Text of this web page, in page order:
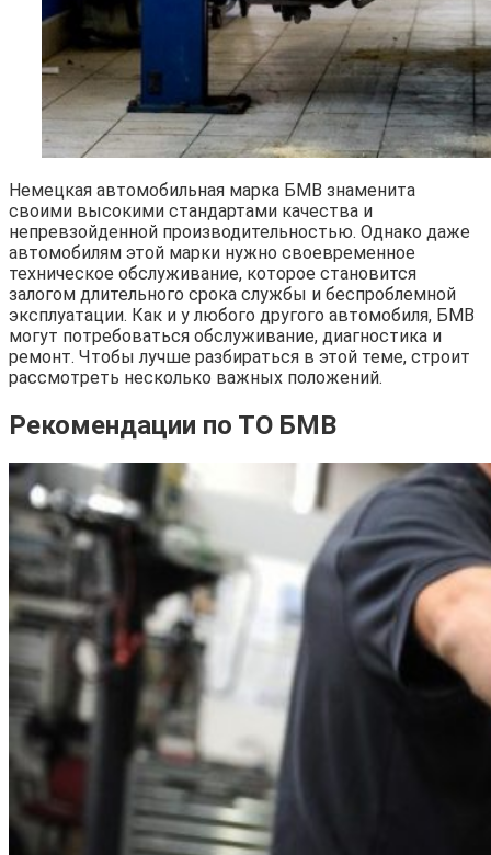
Немецкая автомобильная марка БМВ знаменита
своими высокими стандартами качества и
непревзойденной производительностью. Однако даже
автомобилям этой марки нужно своевременное
техническое обслуживание, которое становится
залогом длительного срока службы и беспроблемной
эксплуатации. Как и у любого другого автомобиля, БМВ
могут потребоваться обслуживание, диагностика и
ремонт. Чтобы лучше разбираться в этой теме, строит
рассмотреть несколько важных положений.
Рекомендации по ТО БМВ